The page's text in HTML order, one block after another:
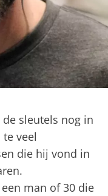
sleutels nog in
veel
die hij vond in
man of 30 die